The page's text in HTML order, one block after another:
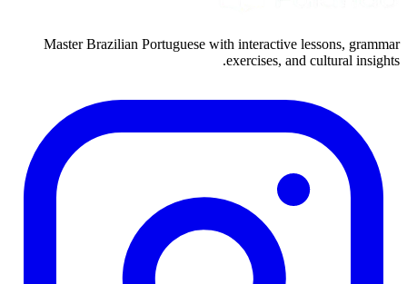
Master Brazilian Portuguese with interactive lessons, grammar
exercises, and cultural insights.